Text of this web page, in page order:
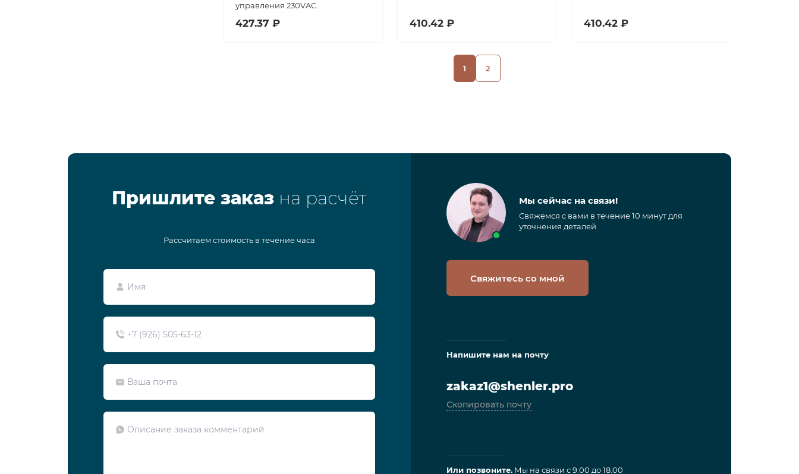
управления 230VAC.
427.37 ₽ 410.42 ₽ 410.42 ₽
1 2
Пришлите заказ на расчёт
Рассчитаем стоимость в течение часа
Мы сейчас на связи!
Свяжемся с вами в течение 10 минут для
уточнения деталей
Свяжитесь со мной
Напишите нам на почту
zakaz1@shenler.pro
Скопировать почту
Или позвоните.Мы на связи с 9.00 до 18.00